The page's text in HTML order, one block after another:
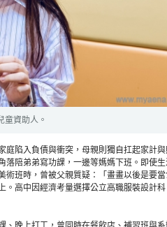
童資助人。
庭陷入負債與衝突，母親則獨自扛起家計
落陪弟弟寫功課，一邊等媽媽下班。即使
術班時，曾被父親質疑：「畫畫以後是要當
。高中因經濟考量選擇公立高職服裝設計